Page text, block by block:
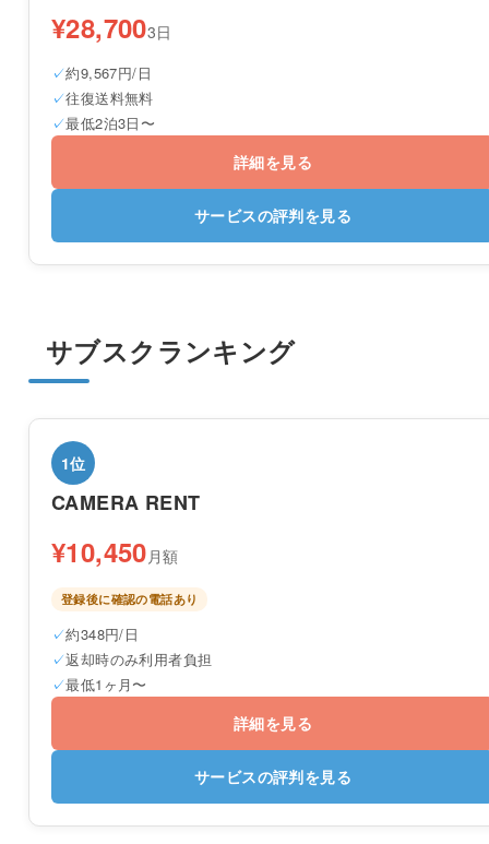
¥28,7003日
約9,567円/日
往復送料無料
最低2泊3日〜
詳細を見る
サービスの評判を見る
サブスクランキング
1位
CAMERA RENT
¥10,450 月額
登録後に確認の電話あり
約348円/日
返却時のみ利用者負担
最低1ヶ月〜
詳細を見る
サービスの評判を見る